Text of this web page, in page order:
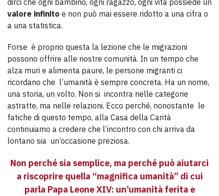
valore infinito e non può mai essere ridotto a una cifra o
a una statistica.
Forse è proprio questa la lezione che le migrazioni
possono offrire alle nostre comunità. In un tempo che
alza muri e alimenta paure, le persone migranti ci
ricordano che l’umanità è sempre concreta. Ha un nome,
una storia, un volto. Non si incontra nelle categorie
astratte, ma nelle relazioni. Ecco perché, nonostante le
fatiche di questo tempo, alla Casa della Carità
continuiamo a credere che l’incontro con chi arriva da
lontano sia un’occasione preziosa.
Non perché sia semplice, ma perché può aiutarci
a riscoprire quella “magnifica umanità” di cui
parla Papa Leone XIV: un’umanità ferita e